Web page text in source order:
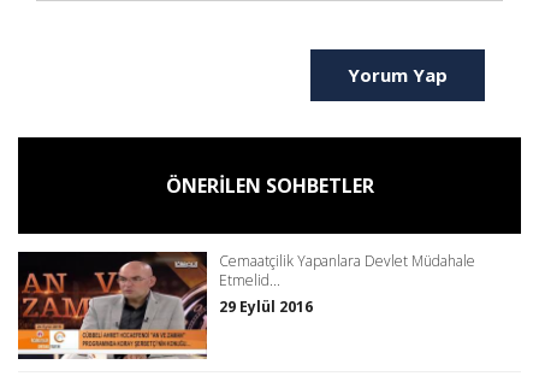
Yorum Yap
ÖNERİLEN SOHBETLER
Cemaatçilik Yapanlara Devlet Müdahale
Etmelid...
29 Eylül 2016